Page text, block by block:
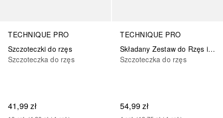
TECHNIQUE PRO
Szczoteczki do rzęs
Szczoteczka do rzęs
41,99 zł
TECHNIQUE PRO
Składany Zestaw do Rzęs i Brwi 4 szt.
Szczoteczka do rzęs
54,99 zł